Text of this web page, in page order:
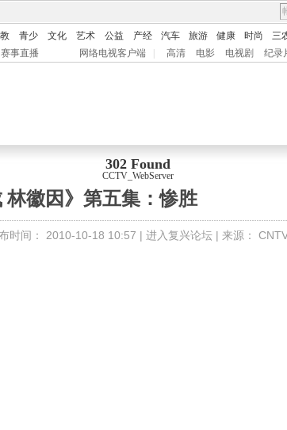
青少 文化 艺术 公益 产经 汽车 旅游 健康 时尚 三
赛事直播 网络电视客户端 高清 电影 电视剧 纪录
302 Found
CCTV_WebServer
林徽因》第五集：惨胜
时间： 2010-10-18 10:57 | 进入复兴论坛 | 来源：